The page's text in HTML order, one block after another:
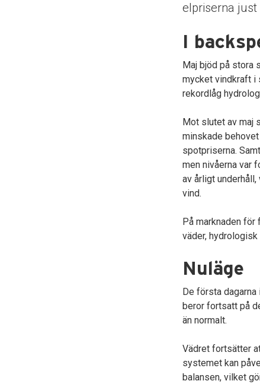
elpriserna
I
Maj bjöd på stora
mycket vindkraft i
rekordlåg
Mot slutet av maj
minskade
spotpriserna.
men nivåerna var
av årligt
vind.
På marknaden
väder,
Nuläge
De första
beror fortsatt på
än normalt.
Vädret fortsätter
systemet kan
balansen, vilket